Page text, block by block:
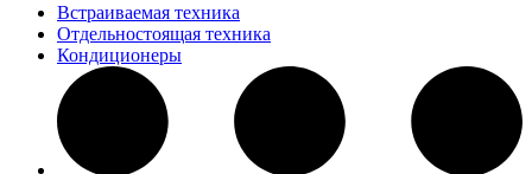
Встраиваемая техника
Отдельностоящая техника
Кондиционеры